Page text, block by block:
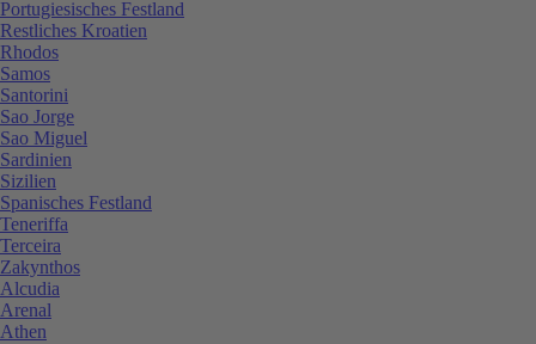
Portugiesisches Festland
Restliches Kroatien
Rhodos
Samos
Santorini
Sao Jorge
Sao Miguel
Sardinien
Sizilien
Spanisches Festland
Teneriffa
Terceira
Zakynthos
Alcudia
Arenal
Athen